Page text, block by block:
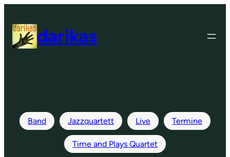
Inhalt
springen darikas
Band Jazzquartett Live Termine
Time and Plays Quartet